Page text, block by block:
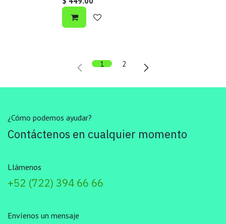
1 2
¿Cómo podemos ayudar?
Contáctenos en cualquier momento
Llámenos
+52 (722) 394 66 66
Envíenos un mensaje